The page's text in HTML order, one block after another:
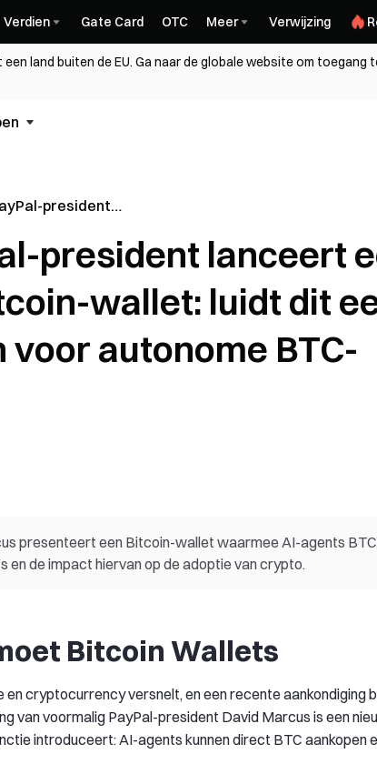
Verdien Gate Card OTC Meer Verwijzing
land buiten de EU. Ga naar de globale website om
president
luidt dit een
in voor
transacties?
president lanceert
wallet: luidt dit
autonome BTC-
presenteert een Bitcoin-wallet waarmee AI-agents BTC
en de impact hiervan op de adoptie van crypto.
Bitcoin Wallets
cryptocurrency versnelt, en een recente aankondiging
van voormalig PayPal-president David Marcus is een
introduceert: AI-agents kunnen direct BTC aankopen